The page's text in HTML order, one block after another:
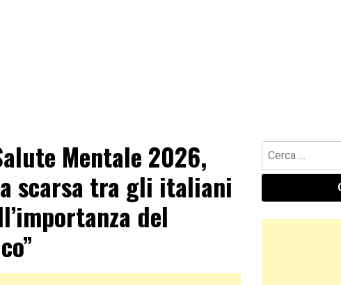
Mentale 2026,
scarsa tra gli italiani
del